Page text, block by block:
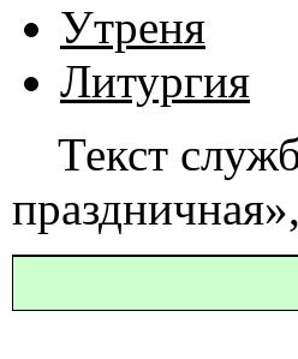
Утреня
Литургия
Текст